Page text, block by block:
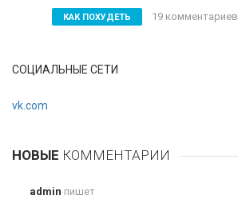
КАК ПОХУДЕТЬ 19 комментариев
СОЦИАЛЬНЫЕ СЕТИ
vk.com
НОВЫЕ КОММЕНТАРИИ
admin пишет